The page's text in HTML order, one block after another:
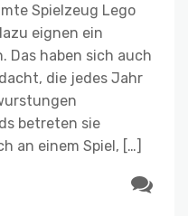
Spielzeug Lego
eignen ein
Das haben sich auch
die jedes Jahr
betreten sie
an einem Spiel, […]